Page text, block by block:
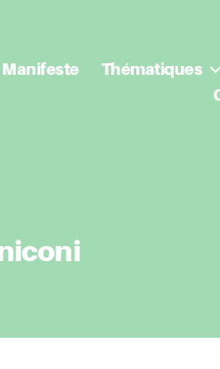
Manifeste Thématiques